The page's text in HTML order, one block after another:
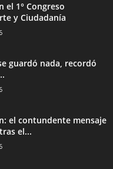
el 1° Congreso
y Ciudadanía
guardó nada, recordó
el contundente mensaje
el...